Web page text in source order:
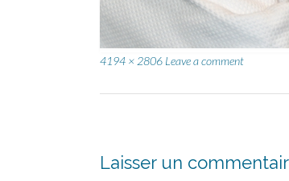
Full
4194 × 2806 Leave a comment
Laisser un